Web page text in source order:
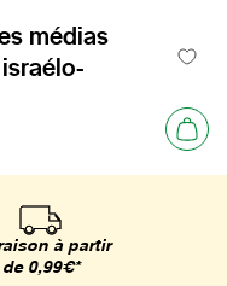
médias
à partir
de 0,99€*